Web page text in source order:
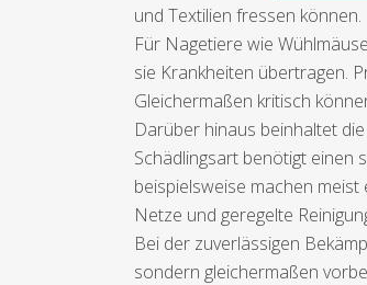
und Textilien fressen können.
Für Nagetiere wie
sie Krankheiten übertragen.
Gleichermaßen kritisch
Darüber hinaus beinhaltet
Schädlingsart benötigt einen
beispielsweise machen
Netze und geregelte
Bei der zuverlässigen
sondern gleichermaßen